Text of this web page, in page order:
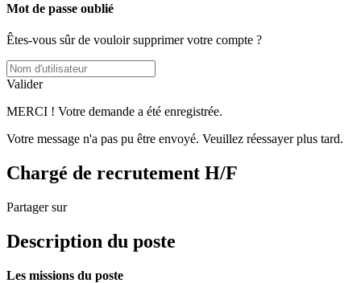
Mot de passe oublié
Êtes-vous sûr de vouloir supprimer votre compte ?
Valider
MERCI ! Votre demande a été enregistrée.
Votre message n'a pas pu être envoyé. Veuillez réessayer plus tard.
Chargé de recrutement H/F
Partager sur
Description du poste
Les missions du poste